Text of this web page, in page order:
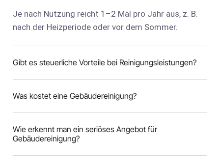
Je nach Nutzung reicht 1–2 Mal pro Jahr aus, z. B.
nach der Heizperiode oder vor dem Sommer.
Gibt es steuerliche Vorteile bei Reinigungsleistungen?
Was kostet eine Gebäudereinigung?
Wie erkennt man ein seriöses Angebot für
Gebäudereinigung?